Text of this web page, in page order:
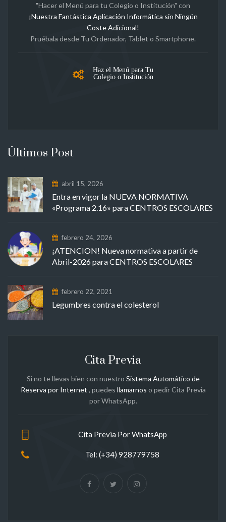
"Hacer el Menú para tu Colegio o Institución" con
¡Nuestra Fantástica Aplicación Informática sin Ningún
Coste Adicional!
Pruébala desde Tu Ordenador, Tablet o Smartphone.
Haz el Menú para Tu
Colegio o Institución
Últimos Post
abril 15, 2026
Entra en vigor la NUEVA NORMATIVA
«Programa 2.16» para CENTROS ESCOLARES
febrero 24, 2026
¡ATENCION! Nueva normativa a partir de
Abril-2026 para CENTROS ESCOLARES
febrero 22, 2021
Legumbres contra el colesterol
Cita Previa
Si no te llevas bien con nuestro Sistema Automático de
Reserva por Internet , puedes llamarnos o pedir Cita Previa
por WhatsApp.
Cita Previa Por WhatsApp
Tel: (+34) 928779758